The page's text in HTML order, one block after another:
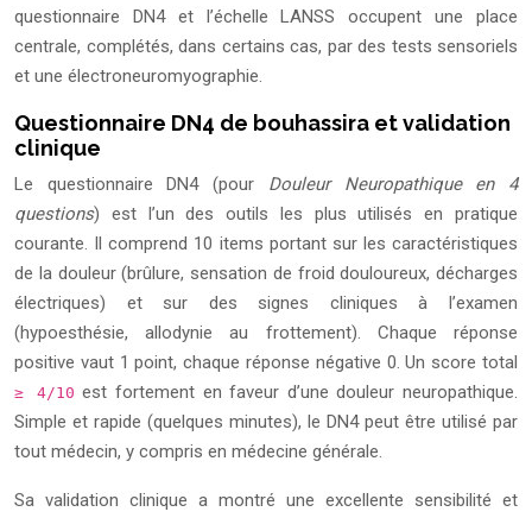
questionnaire DN4 et l’échelle LANSS occupent une place
centrale, complétés, dans certains cas, par des tests sensoriels
et une électroneuromyographie.
Questionnaire DN4 de bouhassira et validation
clinique
Le questionnaire DN4 (pour Douleur Neuropathique en 4
questions) est l’un des outils les plus utilisés en pratique
courante. Il comprend 10 items portant sur les caractéristiques
de la douleur (brûlure, sensation de froid douloureux, décharges
électriques) et sur des signes cliniques à l’examen
(hypoesthésie, allodynie au frottement). Chaque réponse
positive vaut 1 point, chaque réponse négative 0. Un score total
≥ 4/10 est fortement en faveur d’une douleur neuropathique.
Simple et rapide (quelques minutes), le DN4 peut être utilisé par
tout médecin, y compris en médecine générale.
Sa validation clinique a montré une excellente sensibilité et